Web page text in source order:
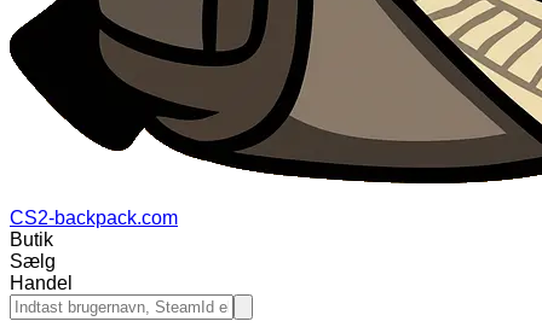
CS2-backpack.com
Butik
Sælg
Handel